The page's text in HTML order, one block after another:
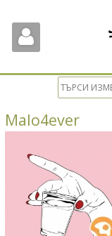
Malo4ever